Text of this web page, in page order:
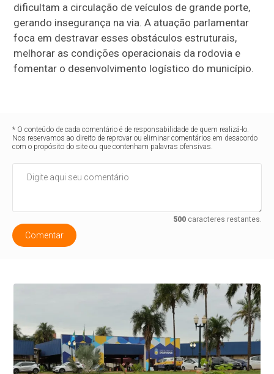
dificultam a circulação de veículos de grande porte,
gerando insegurança na via. A atuação parlamentar
foca em destravar esses obstáculos estruturais,
melhorar as condições operacionais da rodovia e
fomentar o desenvolvimento logístico do município.
* O conteúdo de cada comentário é de responsabilidade de quem realizá-lo.
Nos reservamos ao direito de reprovar ou eliminar comentários em desacordo
com o propósito do site ou que contenham palavras ofensivas.
500caracteres restantes.
Comentar